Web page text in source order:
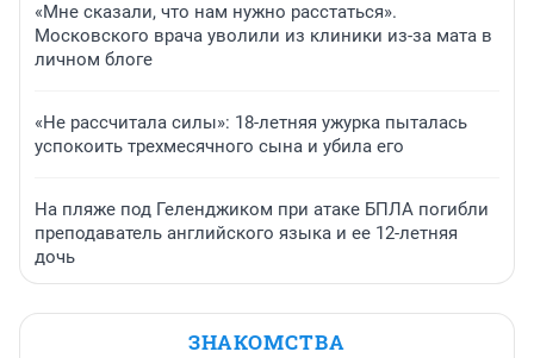
«Мне сказали, что нам нужно расстаться».
Московского врача уволили из клиники из-за мата в
личном блоге
«Не рассчитала силы»: 18-летняя ужурка пыталась
успокоить трехмесячного сына и убила его
На пляже под Геленджиком при атаке БПЛА погибли
преподаватель английского языка и ее 12-летняя
дочь
ЗНАКОМСТВА